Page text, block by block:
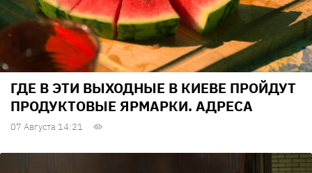
ГДЕ В ЭТИ ВЫХОДНЫЕ В КИЕВЕ ПРОЙДУТ
ПРОДУКТОВЫЕ ЯРМАРКИ. АДРЕСА
07 Августа 14:21